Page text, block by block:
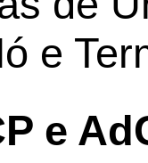
e
e